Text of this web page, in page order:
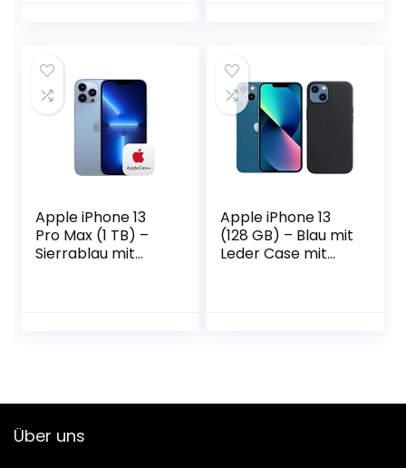
Apple iPhone 13
Pro Max (1 TB) –
Sierrablau mit
Apple iPhone 13
(128 GB) – Blau mit
Leder Case mit
Über uns